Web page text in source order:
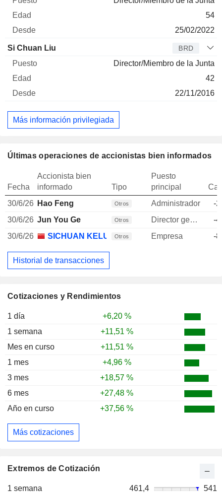
Cotizaciones y Rendimientos
1 día
+6,20 %
1 semana
+11,51 %
Mes en curso
+11,51 %
1 mes
+4,96 %
3 mes
+18,57 %
6 mes
+27,48 %
Año en curso
+37,56 %
Más cotizaciones
Extremos de Cotización
1 semana 461,4
541
54
25/02/2022
Si Chuan Liu BRD
Director/Miembro de la Junta
42
22/11/2016
Más información privilegiada
Últimas operaciones de accionistas bien informados
Fecha
Accionista bien
informado
Tipo
Puesto
principal
30/6/26 Hao Feng Otros Administrador
-
30/6/26 Jun You Ge Otros Director general
-
30/6/26
SICHUAN KELUN PHARMACEUTICAL CO.,
Otros Empresa -
Historial de transacciones